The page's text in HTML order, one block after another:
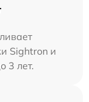
Sightron и
3 лет.